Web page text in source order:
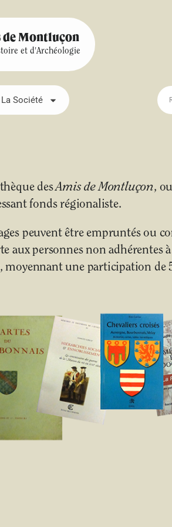
de Montluçon
et d'Archéologie
La Société
desAmis de Montluçon,
fonds régionaliste.
peuvent être empruntés ou
aux personnes non adhérentes
moyennant une participation de